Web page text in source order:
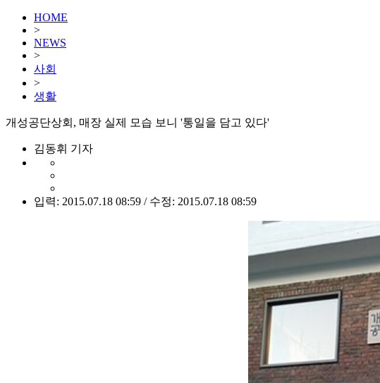
HOME
>
NEWS
>
사회
>
생활
개성공단상회, 매장 실제 모습 보니 '통일을 담고 있다'
김동휘 기자
입력: 2015.07.18 08:59 / 수정: 2015.07.18 08:59